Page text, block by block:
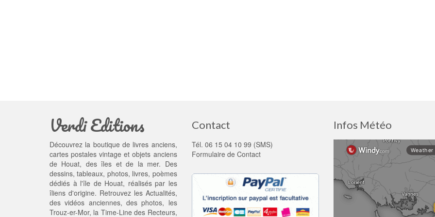
Verdi Editions
Découvrez la boutique de livres anciens,
cartes postales vintage et objets anciens
de Houat, des îles et de la mer. Des
dessins, tableaux, photos, livres, poèmes
dédiés à l'île de Houat, réalisés par les
îliens d'origine. Retrouvez les Actualités,
desvidéos anciennes, desphotos, les
Trouz-er-Mor, la Time-Line des Recteurs,
Contact
Tél. 06 15 04 10 99 (SMS)
Formulaire de Contact
Infos Météo